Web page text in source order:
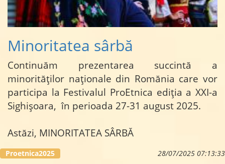
Minoritatea sârbă
Continuăm prezentarea succintă a
minorităților naționale din Romănia care vor
participa la Festivalul ProEtnica ediția a XXI-a
Sighișoara, în perioada 27-31 august 2025.
Astăzi, MINORITATEA SÂRBĂ
...
28/07/2025 07:13:33
Proetnica2025